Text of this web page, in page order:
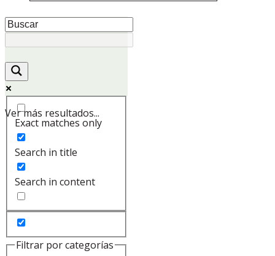
Ver más resultados...
Exact matches only
Search in title
Search in content
Filtrar por categorías